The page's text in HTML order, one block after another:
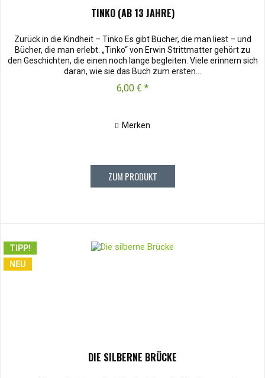
TINKO (AB 13 JAHRE)
Zurück in die Kindheit – Tinko Es gibt Bücher, die man liest – und
Bücher, die man erlebt. „Tinko“ von Erwin Strittmatter gehört zu
den Geschichten, die einen noch lange begleiten. Viele erinnern sich
daran, wie sie das Buch zum ersten...
6,00 € *
Merken
ZUM PRODUKT
TIPP!
NEU
DIE SILBERNE BRÜCKE